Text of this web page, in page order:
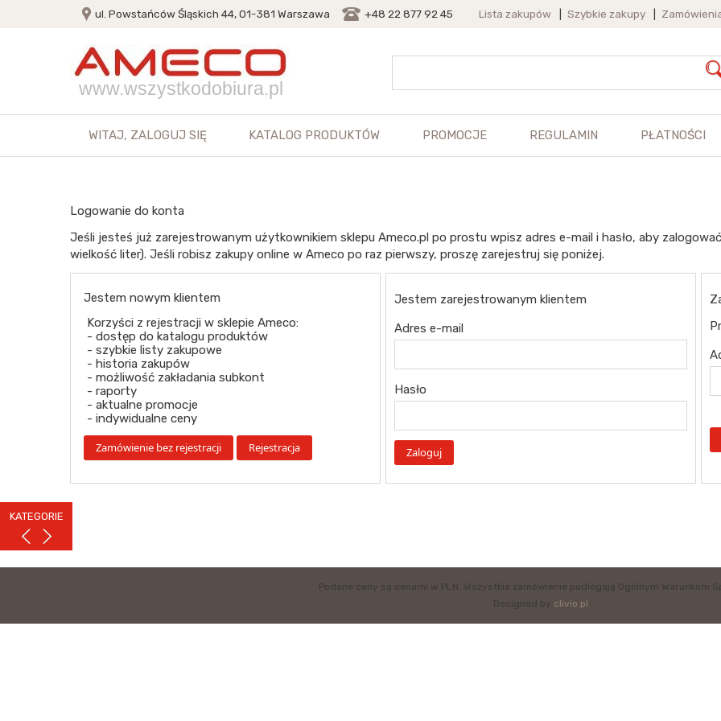
KATEGORIE
ul. Powstańców Śląskich 44, 01-381 Warszawa +48 22 877 92 45 Lista zakupów Szybkie zakupy
www.wszystkodobiura.pl
WITAJ, ZALOGUJ SIĘ KATALOG PRODUKTÓW PROMOCJE REGULAMIN PŁATNOŚCI
Logowanie do konta
Jeśli jesteś już zarejestrowanym użytkownikiem sklepu Ameco.pl po prostu wpisz adres e-mail i hasło, aby
wielkość liter). Jeśli robisz zakupy online w Ameco po raz pierwszy, proszę zarejestruj się poniżej.
Jestem nowym klientem
Korzyści z rejestracji w sklepie Ameco:
- dostęp do katalogu produktów
- szybkie listy zakupowe
- historia zakupów
- możliwość zakładania subkont
- raporty
- aktualne promocje
- indywidualne ceny
Jestem zarejestrowanym klientem
Adres e-mail
Hasło
Podane ceny są cenami w PLN. Wszystkie zamówienie podlegają Ogólnym Warunkom
Designed by clivio.pl